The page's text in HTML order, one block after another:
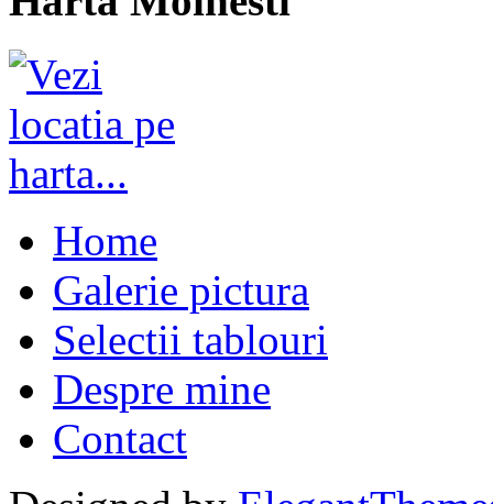
Home
Galerie pictura
Selectii tablouri
Despre mine
Contact